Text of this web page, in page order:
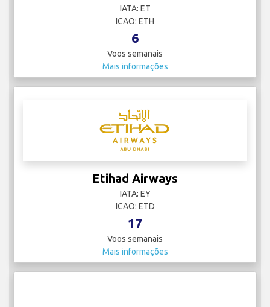
IATA: ET
ICAO: ETH
6
Voos semanais
Mais informações
Etihad Airways
IATA: EY
ICAO: ETD
17
Voos semanais
Mais informações